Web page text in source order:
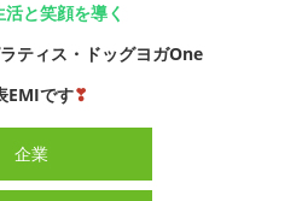
と笑顔を導く
ティス・ドッグヨガOne
EMIです❣
企業